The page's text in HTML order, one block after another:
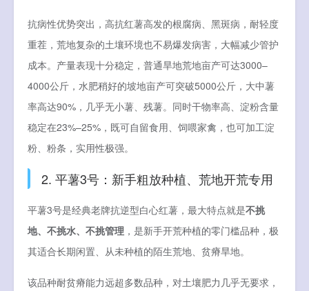
抗病性优势突出，高抗红薯高发的根腐病、黑斑病，耐轻度
重茬，荒地复杂的土壤环境也不易爆发病害，大幅减少管护
成本。产量表现十分稳定，普通旱地荒地亩产可达3000–
4000公斤，水肥稍好的坡地亩产可突破5000公斤，大中薯
率高达90%，几乎无小薯、残薯。同时干物率高、淀粉含量
稳定在23%–25%，既可自留食用、饲喂家禽，也可加工淀
粉、粉条，实用性极强。
2. 平薯3号：新手粗放种植、荒地开荒专用
平薯3号是经典老牌抗逆型白心红薯，最大特点就是不挑
地、不挑水、不挑管理 ，是新手开荒种植的零门槛品种，极
其适合长期闲置、从未种植的陌生荒地、贫瘠旱地。
该品种耐贫瘠能力远超多数品种，对土壤肥力几乎无要求，